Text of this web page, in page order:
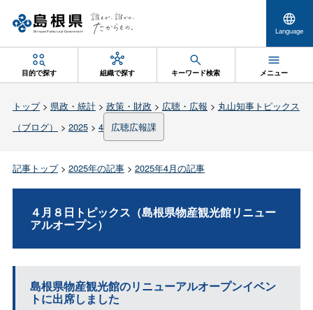
Language
目的で探す 組織で探す キーワード検索 メニュー
トップ> 県政・統計> 政策・財政 > 広聴・広報 > 丸山知事トピックス
（ブログ）
> 2025> 4 広聴広報課
記事トップ> 2025年の記事> 2025年4月の記事
４月８日トピックス（島根県物産観光館リニュー
アルオープン）
島根県物産観光館のリニューアルオープンイベン
トに出席しました